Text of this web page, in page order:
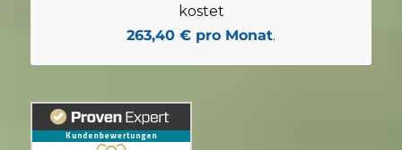
kostet
263,40 € pro Monat.